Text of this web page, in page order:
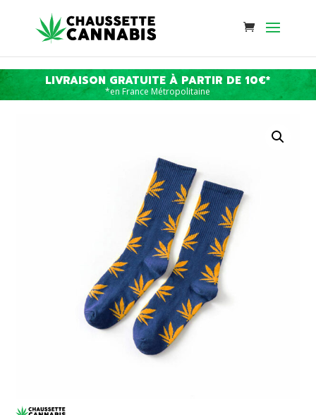
LIVRAISON GRATUITE À PARTIR DE 10€*
*en France Métropolitaine